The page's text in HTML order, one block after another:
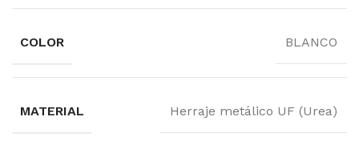
COLOR BLANCO
MATERIAL Herraje metálico UF (Urea)